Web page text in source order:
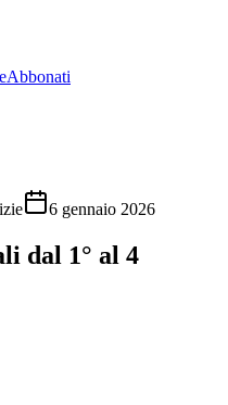
Abbonati
6 gennaio 2026
dal 1° al 4